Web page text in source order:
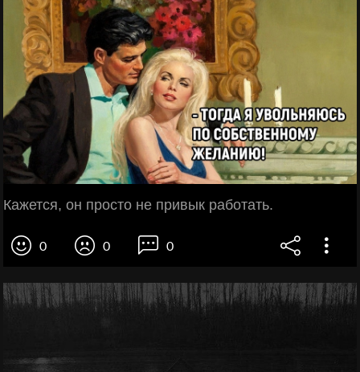
Кажется, он просто не привык работать.
0 0 0